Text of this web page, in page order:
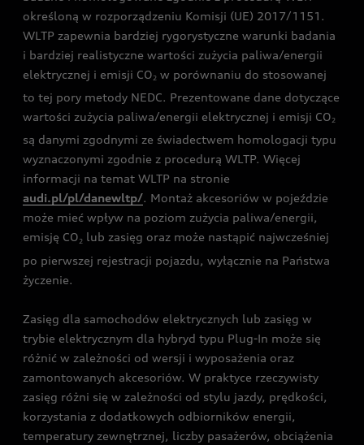
określoną w rozporządzeniu Komisji (UE) 2017/1151.
WLTP zapewnia bardziej rygorystyczne warunki badania
i bardziej realistyczne wartości zużycia paliwa/energii
elektrycznej i emisji CO2 w porównaniu do stosowanej
to tej pory metody NEDC. Prezentowane dane dotyczące
wartości zużycia paliwa/energii elektrycznej i emisji CO2
są danymi zgodnymi ze świadectwem homologacji typu
wyznaczonymi zgodnie z procedurą WLTP. Więcej
informacji na temat WLTP na stronie
audi.pl/pl/danewltp/. Montaż akcesoriów w pojeździe
może mieć wpływ na poziom zużycia paliwa/energii,
emisję CO 2 lub zasięg oraz może nastąpić najwcześniej
po pierwszej rejestracji pojazdu, wyłącznie na Państwa
życzenie.
Zasięg dla samochodów elektrycznych lub zasięg w
trybie elektrycznym dla hybryd typu Plug-In może się
różnić w zależności od wersji i wyposażenia oraz
zamontowanych akcesoriów. W praktyce rzeczywisty
zasięg różni się w zależności od stylu jazdy, prędkości,
korzystania z dodatkowych odbiorników energii,
temperatury zewnętrznej, liczby pasażerów, obciążenia